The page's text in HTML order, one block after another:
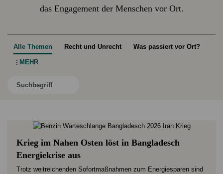
das Engagement der Menschen vor Ort.
Alle Themen Recht und Unrecht Was passiert vor Ort?
MEHR
Krieg im Nahen Osten löst in Bangladesch
Energiekrise aus
Trotz weitreichenden Sofortmaßnahmen zum Energiesparen sind